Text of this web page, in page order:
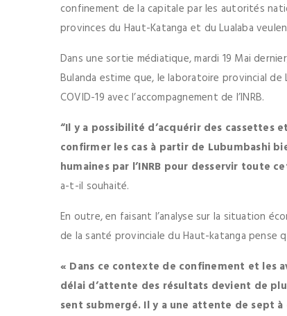
confinement de la capitale par les autorités
provinces du Haut-Katanga et du Lualaba
Dans une sortie médiatique, mardi 19 Mai
Bulanda estime que, le laboratoire provincial
COVID-19 avec l’accompagnement de l’INRB.
“Il y a possibilité d’acquérir des cassettes
confirmer les cas à partir de Lubumbashi
humaines par l’INRB pour desservir toute
a-t-il souhaité.
En outre, en faisant l’analyse sur la situation
de la santé provinciale du Haut-katanga pense
« Dans ce contexte de confinement et les
délai d’attente des résultats devient de
sent submergé. Il y a une attente de sept